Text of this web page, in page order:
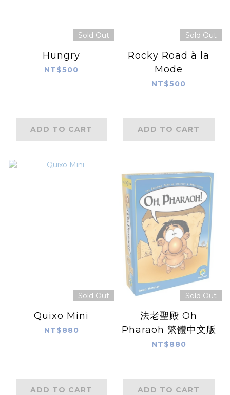
Sold Out
Hungry
NT$500
ADD TO CART
Sold Out
Rocky Road à la
Mode
NT$500
ADD TO CART
Sold Out
Quixo Mini
NT$880
ADD TO CART
Sold Out
法老聖殿 Oh
Pharaoh 繁體中文版
NT$880
ADD TO CART